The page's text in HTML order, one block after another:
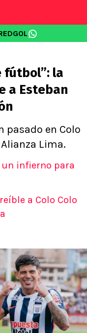
fútbol”: la
a Esteban
pasado en Colo
Lima.
un infierno para
a Colo Colo